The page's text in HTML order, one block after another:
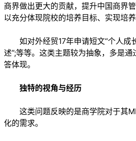
商界做出更大的贡献，提升中国商界
以充分体现院校的培养目标、实现培养
如对外经贸17年申请短文“个人成
述”;等等。这类主题较为抽象，多是
答体现。
独特的视角与经历
这类问题反映的是商学院对于其
化的需求。